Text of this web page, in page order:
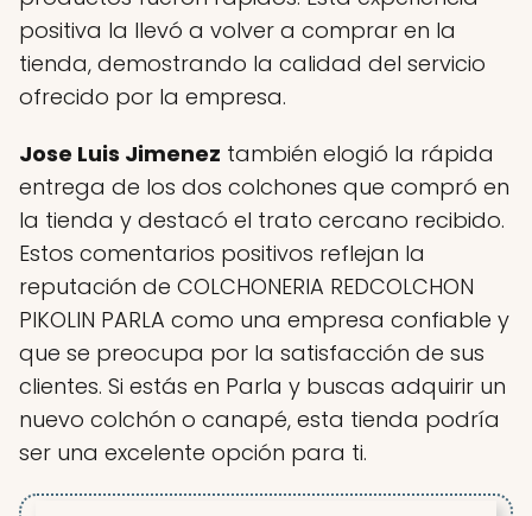
positiva la llevó a volver a comprar en la
tienda, demostrando la calidad del servicio
ofrecido por la empresa.
Jose Luis Jimenez también elogió la rápida
entrega de los dos colchones que compró en
la tienda y destacó el trato cercano recibido.
Estos comentarios positivos reflejan la
reputación de COLCHONERIA REDCOLCHON
PIKOLIN PARLA como una empresa confiable y
que se preocupa por la satisfacción de sus
clientes. Si estás en Parla y buscas adquirir un
nuevo colchón o canapé, esta tienda podría
ser una excelente opción para ti.